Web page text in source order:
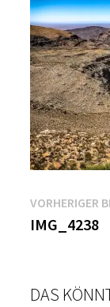
VORHERIGER
IMG_4238
DAS